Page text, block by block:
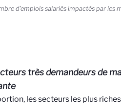
d’emplois salariés impactés par les
très demandeurs de
les secteurs les plus